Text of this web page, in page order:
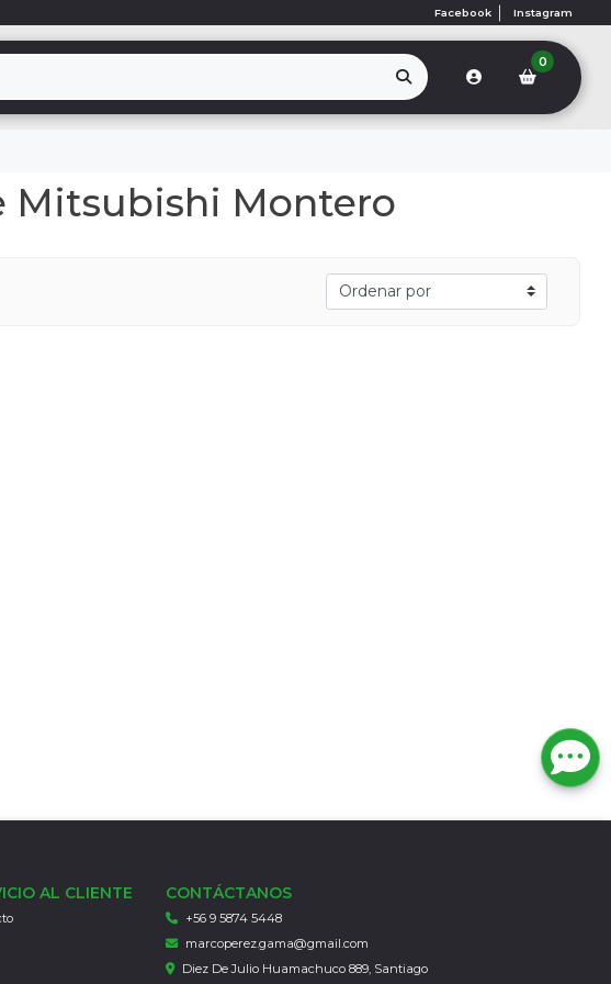
Facebook Instagram
0
Mitsubishi Montero
AL CLIENTE CONTÁCTANOS
+56 9 5874 5448
marcoperez.gama@gmail.com
Diez De Julio Huamachuco 889, Santiago